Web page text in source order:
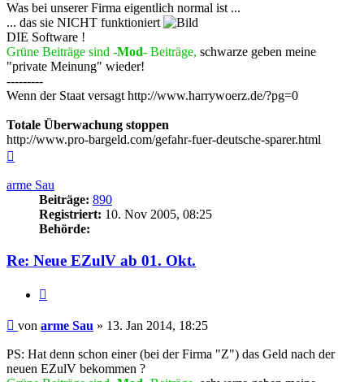
Was bei unserer Firma eigentlich normal ist ...
... das sie NICHT funktioniert
DIE Software !
Grüne Beiträge sind -Mod- Beiträge, schwarze geben meine
"private Meinung" wieder!
---------
Wenn der Staat versagt http://www.harrywoerz.de/?pg=0
Totale Überwachung stoppen
http://www.pro-bargeld.com/gefahr-fuer-deutsche-sparer.html
arme Sau
Beiträge: 890
Registriert: 10. Nov 2005, 08:25
Behörde:
Re: Neue EZulV ab 01. Okt.
Beitrag
von arme Sau » 13. Jan 2014, 18:25
PS: Hat denn schon einer (bei der Firma "Z") das Geld nach der
neuen EZulV bekommen ?